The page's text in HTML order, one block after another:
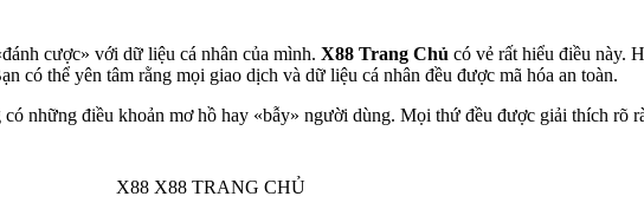
cược» với dữ liệu cá nhân của mình. X88 Trang Chủ có vẻ rất hiểu điều này.
có thể yên tâm rằng mọi giao dịch và dữ liệu cá nhân đều được mã hóa an toàn.
những điều khoản mơ hồ hay «bẫy» người dùng. Mọi thứ đều được giải thích rõ